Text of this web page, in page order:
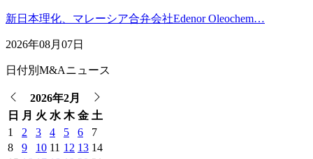
新日本理化、マレーシア合弁会社Edenor Oleochem…
2026年08月07日
日付別M&Aニュース
2026年2月
日
月 火 水 木 金 土
1
2 3 4 5 6
7
8
9 10 11 12 13 14